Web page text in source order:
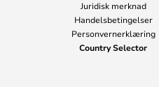
Juridisk merknad
Handelsbetingelser
Personvernerklæring
Country Selector